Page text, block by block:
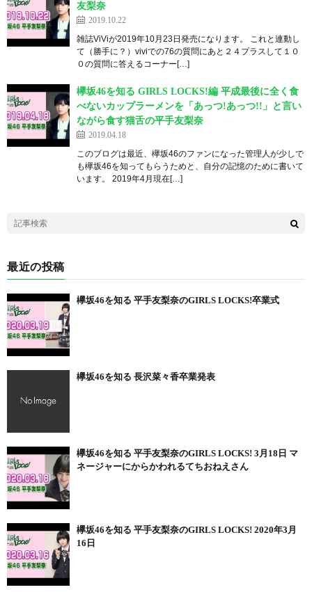
友梨奈
2019.10.22
雑誌ViViが2019年10月23日発売になります。 これと連動し
て（勝手に？）viviでの76の質問にあと２４プラスして１０
０の質問に答えるコーナー[…]
欅坂46を知る GIRLS LOCKS!編 平成最後に全く食
べないカップラーメンを「あっつ!あっつ!!」と言い
ながら食す猫舌の平手友梨奈
2019.04.18
このブログは最近、欅坂46のファンになった管理人が少しで
も欅坂46を知ってもらうためと、自分の記憶のために書いて
います。 201 9 年 4月 現 在[…]
最近の投稿
欅坂46を知る 平手友梨奈のGIRLS LOCKS!卒業式
欅坂46を知る 長沢菜々香卒業発表
欅坂46を知る 平手友梨奈のGIRLS LOCKS! 3月18日 マ
ネージャーにからかわれるてちおねえさん
欅坂46を知る 平手友梨奈のGIRLS LOCKS! 2020年3月
16日